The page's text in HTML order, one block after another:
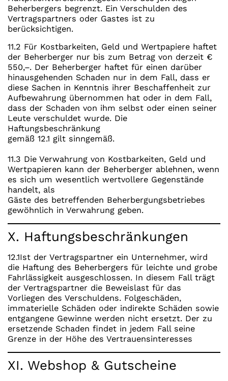
Beherbergers begrenzt. Ein Verschulden des
Vertragspartners oder Gastes ist zu
berücksichtigen.
11.2 Für Kostbarkeiten, Geld und Wertpapiere haftet
der Beherberger nur bis zum Betrag von derzeit €
550,–. Der Beherberger haftet für einen darüber
hinausgehenden Schaden nur in dem Fall, dass er
diese Sachen in Kenntnis ihrer Beschaffenheit zur
Aufbewahrung übernommen hat oder in dem Fall,
dass der Schaden von ihm selbst oder einen seiner
Leute verschuldet wurde. Die
Haftungsbeschränkung
gemäß 12.1 gilt sinngemäß.
11.3 Die Verwahrung von Kostbarkeiten, Geld und
Wertpapieren kann der Beherberger ablehnen, wenn
es sich um wesentlich wertvollere Gegenstände
handelt, als
Gäste des betreffenden Beherbergungsbetriebes
gewöhnlich in Verwahrung geben.
X. Haftungsbeschränkungen
12.1Ist der Vertragspartner ein Unternehmer, wird
die Haftung des Beherbergers für leichte und grobe
Fahrlässigkeit ausgeschlossen. In diesem Fall trägt
der Vertragspartner die Beweislast für das
Vorliegen des Verschuldens. Folgeschäden,
immaterielle Schäden oder indirekte Schäden sowie
entgangene Gewinne werden nicht ersetzt. Der zu
ersetzende Schaden findet in jedem Fall seine
Grenze in der Höhe des Vertrauensinteresses
XI. Webshop & Gutscheine